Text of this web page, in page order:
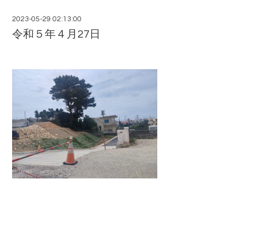
2023-05-29 02:13:00
令和５年４月27日